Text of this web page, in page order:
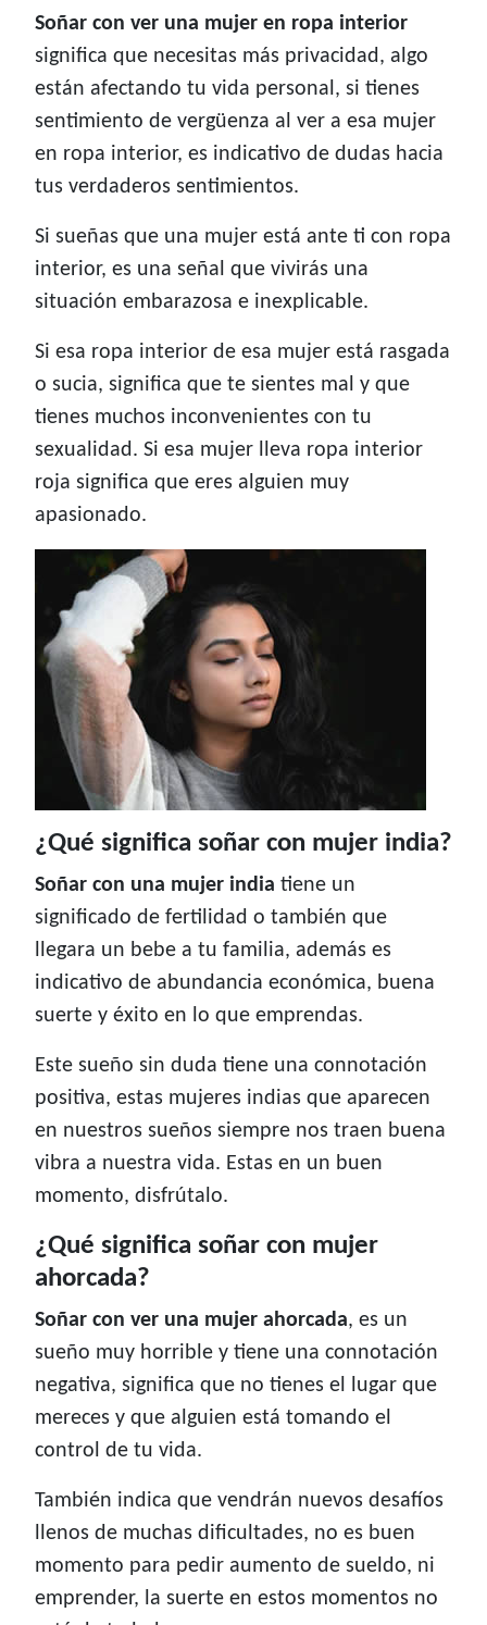
Soñar con ver una mujer en ropa interior
significa que necesitas más privacidad, algo
están afectando tu vida personal, si tienes
sentimiento de vergüenza al ver a esa mujer
en ropa interior, es indicativo de dudas hacia
tus verdaderos sentimientos.
Si sueñas que una mujer está ante ti con ropa
interior, es una señal que vivirás una
situación embarazosa e inexplicable.
Si esa ropa interior de esa mujer está rasgada
o sucia, significa que te sientes mal y que
tienes muchos inconvenientes con tu
sexualidad. Si esa mujer lleva ropa interior
roja significa que eres alguien muy
apasionado.
¿Qué significa soñar con mujer india?
Soñar con una mujer india tiene un
significado de fertilidad o también que
llegara un bebe a tu familia, además es
indicativo de abundancia económica, buena
suerte y éxito en lo que emprendas.
Este sueño sin duda tiene una connotación
positiva, estas mujeres indias que aparecen
en nuestros sueños siempre nos traen buena
vibra a nuestra vida. Estas en un buen
momento, disfrútalo.
¿Qué significa soñar con mujer
ahorcada?
Soñar con ver una mujer ahorcada, es un
sueño muy horrible y tiene una connotación
negativa, significa que no tienes el lugar que
mereces y que alguien está tomando el
control de tu vida.
También indica que vendrán nuevos desafíos
llenos de muchas dificultades, no es buen
momento para pedir aumento de sueldo, ni
emprender, la suerte en estos momentos no